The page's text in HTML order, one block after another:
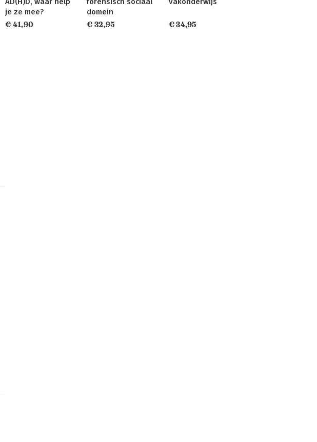
je ze mee?
€ 41,90
domein
€ 32,95
€ 34,95